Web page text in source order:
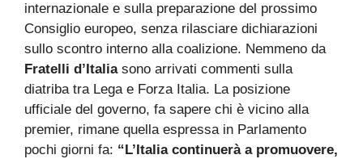
internazionale e sulla preparazione del prossimo
Consiglio europeo, senza rilasciare dichiarazioni
sullo scontro interno alla coalizione. Nemmeno da
Fratelli d’Italiasono arrivati commenti sulla
diatriba tra Lega e Forza Italia. La posizione
ufficiale del governo, fa sapere chi è vicino alla
premier, rimane quella espressa in Parlamento
pochi giorni fa: “L’Italia continuerà a promuovere,